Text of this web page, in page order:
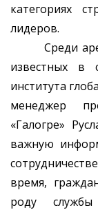
категориях
лидеров.
Среди
известных в
института
менеджер
«Галогре»
важную
время,
роду